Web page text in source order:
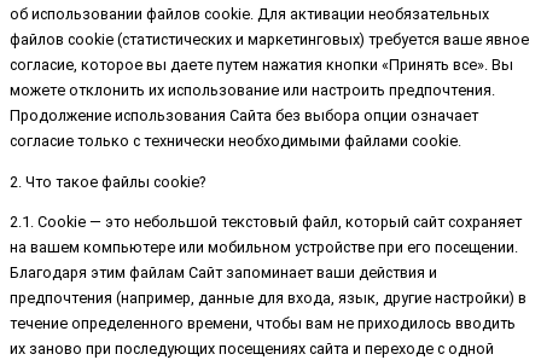
об использовании файлов cookie. Для активации необязательных
файлов cookie (статистических и маркетинговых) требуется ваше явное
согласие, которое вы даете путем нажатия кнопки «Принять все». Вы
можете отклонить их использование или настроить предпочтения.
Продолжение использования Сайта без выбора опции означает
согласие только с технически необходимыми файлами cookie.
2. Что такое файлы cookie?
2.1. Cookie — это небольшой текстовый файл, который сайт сохраняет
на вашем компьютере или мобильном устройстве при его посещении.
Благодаря этим файлам Сайт запоминает ваши действия и
предпочтения (например, данные для входа, язык, другие настройки) в
течение определенного времени, чтобы вам не приходилось вводить
их заново при последующих посещениях сайта и переходе с одной